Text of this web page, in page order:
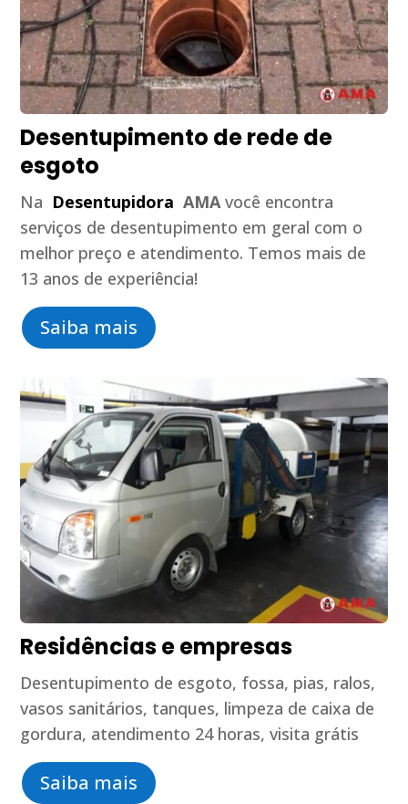
Desentupimento de rede de
esgoto
Na Desentupidora AMAvocê encontra
serviços de desentupimento em geral com o
melhor preço e atendimento. Temos mais de
13 anos de experiência!
Saiba mais
Residências e empresas
Desentupimento de esgoto, fossa, pias, ralos,
vasos sanitários, tanques, limpeza de caixa de
gordura, atendimento 24 horas, visita grátis
Saiba mais